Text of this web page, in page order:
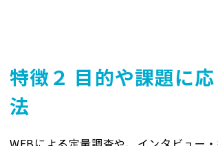
特徴２ 目的や課題に
法